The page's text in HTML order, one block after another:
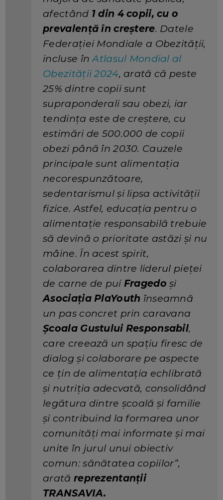
afectând 1 din 4 copii, cu o
prevalență în creștere. Datele
Federației Mondiale a Obezității,
incluse înAtlasul Mondial al
Obezității 2024, arată că peste
25% dintre copii sunt
supraponderali sau obezi, iar
tendința este de creștere, cu
estimări de 500.000 de copii
obezi până în 2030. Cauzele
principale sunt alimentația
necorespunzătoare,
sedentarismul și lipsa activității
fizice. Astfel, educația pentru o
alimentație responsabilă trebuie
să devină o prioritate astăzi și nu
mâine. În acest spirit,
colaborarea dintre liderul pieței
de carne de pui Fragedo și
Asociația PlaYouth înseamnă
un pas concret prin caravana
Școala Gustului Responsabil,
care creează un spațiu firesc de
dialog și colaborare pe aspecte
ce țin de alimentația echlibrată
și nutriția adecvată, consolidând
legătura dintre școală și familie
și contribuind la formarea unor
comunități mai informate și mai
unite în jurul unui obiectiv
comun: sănătatea copiilor”,
arată reprezentanții
TRANSAVIA.